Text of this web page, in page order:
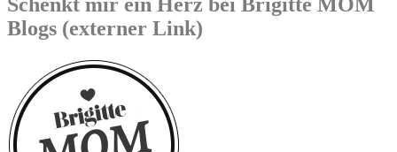
Blogs (externer Link)